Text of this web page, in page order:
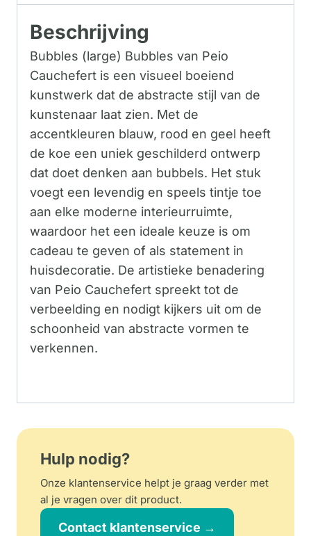
Beschrijving
Bubbles (large) Bubbles van Peio
Cauchefert is een visueel boeiend
kunstwerk dat de abstracte stijl van de
kunstenaar laat zien. Met de
accentkleuren blauw, rood en geel heeft
de koe een uniek geschilderd ontwerp
dat doet denken aan bubbels. Het stuk
voegt een levendig en speels tintje toe
aan elke moderne interieurruimte,
waardoor het een ideale keuze is om
cadeau te geven of als statement in
huisdecoratie. De artistieke benadering
van Peio Cauchefert spreekt tot de
verbeelding en nodigt kijkers uit om de
schoonheid van abstracte vormen te
verkennen.
Hulp nodig?
Onze klantenservice helpt je graag verder met
al je vragen over dit product.
Contact klantenservice →